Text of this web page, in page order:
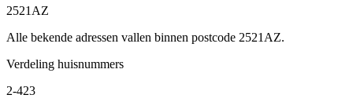
2521AZ
Alle bekende adressen vallen binnen postcode 2521AZ.
Verdeling huisnummers
2-423